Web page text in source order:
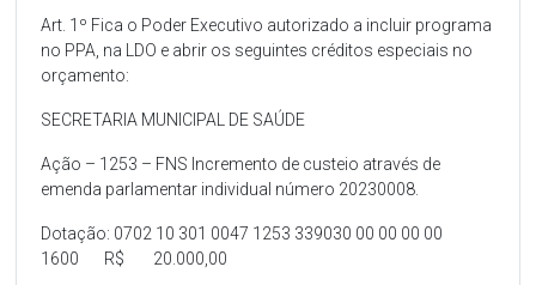
Art. 1º Fica o Poder Executivo autorizado a incluir programa
no PPA, na LDO e abrir os seguintes créditos especiais no
orçamento:
SECRETARIA MUNICIPAL DE SAÚDE
Ação – 1253 – FNS Incremento de custeio através de
emenda parlamentar individual número 20230008.
Dotação: 0702 10 301 0047 1253 339030 00 00 00 00
1600 R$ 20.000,00